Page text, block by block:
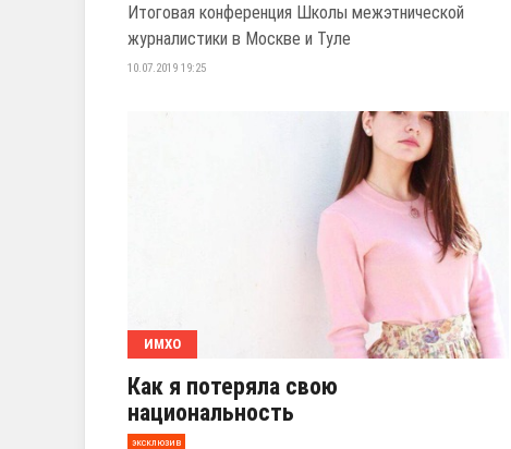
Итоговая конференция Школы межэтнической
журналистики в Москве и Туле
10.07.2019 19:25
ИМХО
Как я потеряла свою
национальность
эксклюзив